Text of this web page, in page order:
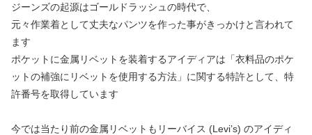
ジーンズの起源はゴールドラッシュの時代で、
元々作業着として丈夫なパンツを作った事がきっかけと言われて
ます
ポケットに金属リベットを装着するアイディアは「衣料品のポケ
ットの補強にリベットを使用する方法」に関する特許として、特
許番号を取得しています
今では当たり前の金属リベットもリーバイス (Levi’s) のアイディ